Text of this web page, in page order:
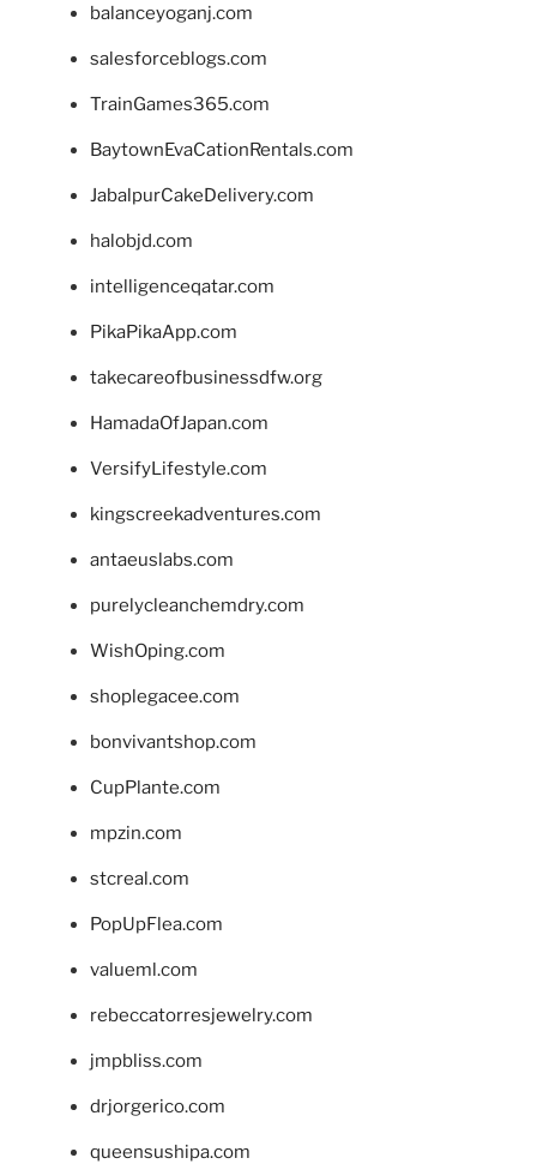
balanceyoganj.com
salesforceblogs.com
TrainGames365.com
BaytownEvaCationRentals.com
JabalpurCakeDelivery.com
halobjd.com
intelligenceqatar.com
PikaPikaApp.com
takecareofbusinessdfw.org
HamadaOfJapan.com
VersifyLifestyle.com
kingscreekadventures.com
antaeuslabs.com
purelycleanchemdry.com
WishOping.com
shoplegacee.com
bonvivantshop.com
CupPlante.com
mpzin.com
stcreal.com
PopUpFlea.com
valueml.com
rebeccatorresjewelry.com
jmpbliss.com
drjorgerico.com
queensushipa.com